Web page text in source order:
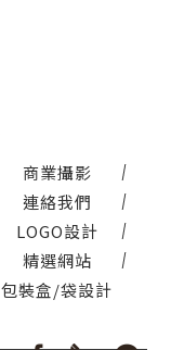
商業攝影
連絡我們
LOGO設計
精選網站
包裝盒/袋設計